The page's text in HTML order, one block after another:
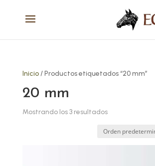
Inicio/ Productos etiquetados “20 mm”
20 mm
Mostrando los 3 resultados